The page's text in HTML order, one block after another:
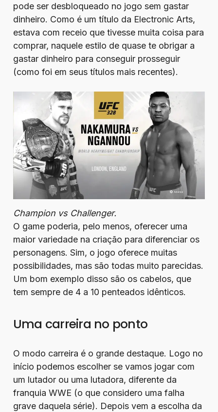
pode ser desbloqueado no jogo sem gastar
dinheiro. Como é um título da Electronic Arts,
estava com receio que tivesse muita coisa para
comprar, naquele estilo de quase te obrigar a
gastar dinheiro para conseguir prosseguir
(como foi em seus títulos mais recentes).
Champion vs Challenger.
O game poderia, pelo menos, oferecer uma
maior variedade na criação para diferenciar os
personagens. Sim, o jogo oferece muitas
possibilidades, mas são todas muito parecidas.
Um bom exemplo disso são os cabelos, que
tem sempre de 4 a 10 penteados idênticos.
Uma carreira no ponto
O modo carreira é o grande destaque. Logo no
início podemos escolher se vamos jogar com
um lutador ou uma lutadora, diferente da
franquia WWE (o que considero uma falha
grave daquela série). Depois vem a escolha da